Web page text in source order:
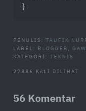
}
PENULIS: TAUFIK
LABEL: BLOGGER ,
KATEGORI: TEKNIS
27886 KALI DILIHAT
56 Komentar